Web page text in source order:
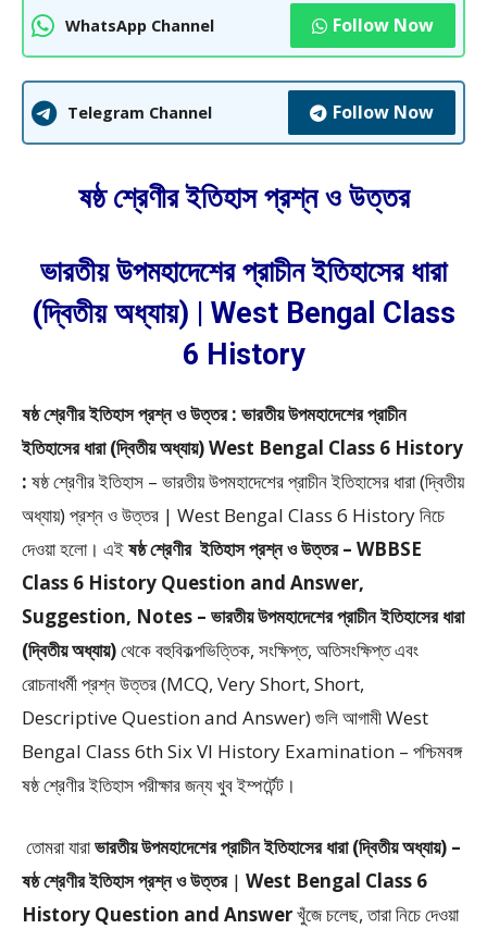
WhatsApp Channel Follow Now
Telegram Channel Follow Now
ষষ্ঠ শ্রেণীর ইতিহাস প্রশ্ন ও উত্তর
ভারতীয় উপমহাদেশের প্রাচীন ইতিহাসের ধারা
(দ্বিতীয় অধ্যায়) | West Bengal Class
6 History
ষষ্ঠ শ্রেণীর ইতিহাস প্রশ্ন ও উত্তর : ভারতীয় উপমহাদেশের প্রাচীন
ইতিহাসের ধারা (দ্বিতীয় অধ্যায়) West Bengal Class 6 History
: ষষ্ঠ শ্রেণীর ইতিহাস – ভারতীয় উপমহাদেশের প্রাচীন ইতিহাসের ধারা (দ্বিতীয়
অধ্যায়) প্রশ্ন ও উত্তর | West Bengal Class 6 Historyনিচে
দেওয়া হলো। এইষষ্ঠ শ্রেণীর ইতিহাস প্রশ্ন ও উত্তর – WBBSE
Class 6 History Question and Answer,
Suggestion, Notes – ভারতীয় উপমহাদেশের প্রাচীন ইতিহাসের ধারা
(দ্বিতীয় অধ্যায়)থেকেবহুবিকল্পভিত্তিক, সংক্ষিপ্ত, অতিসংক্ষিপ্ত এবং
রোচনাধর্মী প্রশ্ন উত্তর (MCQ, Very Short, Short,
Descriptive Question and Answer)গুলি আগামী West
Bengal Class 6th Six VI History Examination – পশ্চিমবঙ্গ
ষষ্ঠ শ্রেণীর ইতিহাস পরীক্ষার জন্য খুব ইম্পর্টেন্ট।
তোমরা যারাভারতীয় উপমহাদেশের প্রাচীন ইতিহাসের ধারা (দ্বিতীয় অধ্যায়) –
ষষ্ঠ শ্রেণীর ইতিহাস প্রশ্ন ও উত্তর| West Bengal Class 6
History Question and Answerখুঁজে চলেছ, তারা নিচে দেওয়া